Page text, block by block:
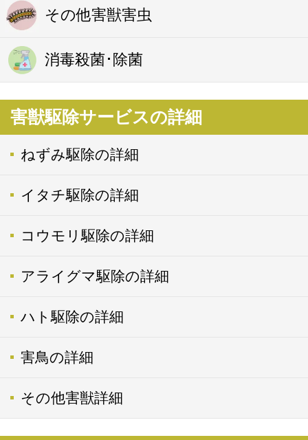
その他害獣害虫
消毒殺菌･除菌
害獣駆除サービスの詳細
ねずみ駆除の詳細
イタチ駆除の詳細
コウモリ駆除の詳細
アライグマ駆除の詳細
ハト駆除の詳細
害鳥の詳細
その他害獣詳細